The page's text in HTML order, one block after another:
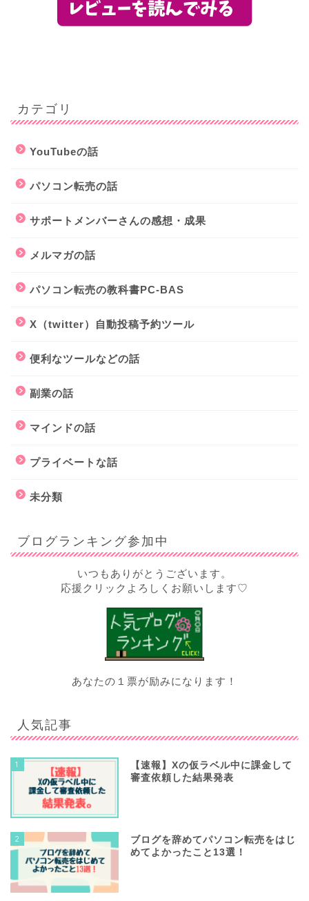
カテゴリ
YouTubeの話
パソコン転売の話
サポートメンバーさんの感想・成果
メルマガの話
パソコン転売の教科書PC-BAS
X（twitter）自動投稿予約ツール
便利なツールなどの話
副業の話
マインドの話
プライベートな話
未分類
ブログランキング参加中
いつもありがとうございます。
応援クリックよろしくお願いします♡
あなたの１票が励みになります！
人気記事
1
【速報】Xの仮ラベル中に課金して
審査依頼した結果発表
2
ブログを辞めてパソコン転売をはじ
めてよかったこと13選！